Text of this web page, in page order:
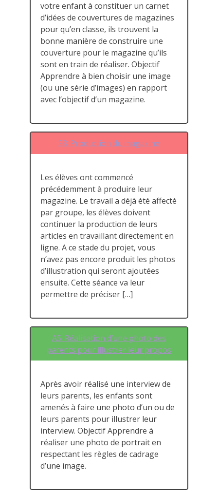
votre enfant à constituer un carnet
d’idées de couvertures de magazines
pour qu’en classe, ils trouvent la
bonne manière de construire une
couverture pour le magazine qu’ils
sont en train de réaliser. Objectif
Apprendre à bien choisir une image
(ou une série d’images) en rapport
avec l’objectif d’un magazine.
S8. Production du magazine
Les élèves ont commencé
précédemment à produire leur
magazine. Le travail a déjà été affecté
par groupe, les élèves doivent
continuer la production de leurs
articles en travaillant directement en
ligne. A ce stade du projet, vous
n’avez pas encore produit les photos
d’illustration qui seront ajoutées
ensuite. Cette séance va leur
permettre de préciser […]
A5. Réalisation d’une photo des
parents pour illustrer leur propos
Après avoir réalisé une interview de
leurs parents, les enfants sont
amenés à faire une photo d’un ou de
leurs parents pour illustrer leur
interview. Objectif Apprendre à
réaliser une photo de portrait en
respectant les règles de cadrage
d’une image.